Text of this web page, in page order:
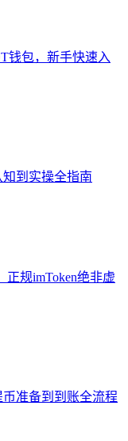
钱包，新手快速入
到实操全指南
正规imToken绝非虚
准备到到账全流程